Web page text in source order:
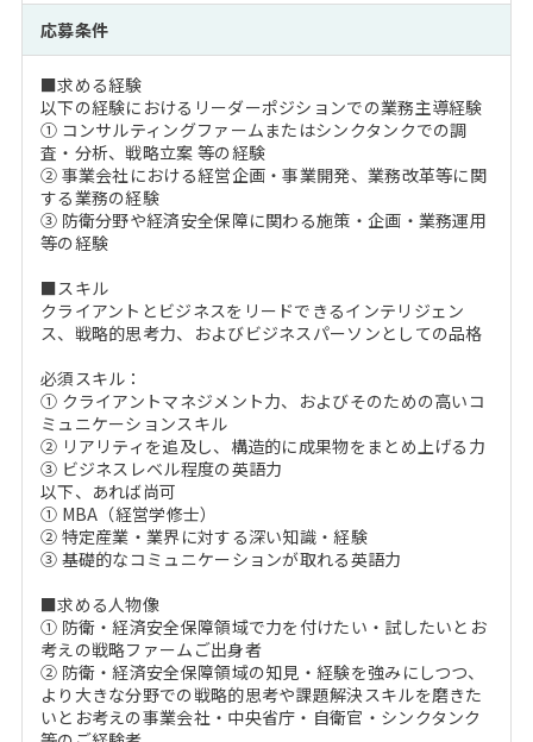
応募条件
■求める経験
以下の経験におけるリーダーポジションでの業務主導経験
① コンサルティングファームまたはシンクタンクでの調
査・分析、戦略立案 等の経験
② 事業会社における経営企画・事業開発、業務改革等に関
する業務の経験
③ 防衛分野や経済安全保障に関わる施策・企画・業務運用
等の経験
■スキル
クライアントとビジネスをリードできるインテリジェン
ス、戦略的思考力、およびビジネスパーソンとしての品格
必須スキル：
① クライアントマネジメント力、およびそのための高いコ
ミュニケーションスキル
② リアリティを追及し、構造的に成果物をまとめ上げる力
③ ビジネスレベル程度の英語力
以下、あれば尚可
① MBA（経営学修士）
② 特定産業・業界に対する深い知識・経験
③ 基礎的なコミュニケーションが取れる英語力
■求める人物像
① 防衛・経済安全保障領域で力を付けたい・試したいとお
考えの戦略ファームご出身者
② 防衛・経済安全保障領域の知見・経験を強みにしつつ、
より大きな分野での戦略的思考や課題解決スキルを磨きた
いとお考えの事業会社・中央省庁・自衛官・シンクタンク